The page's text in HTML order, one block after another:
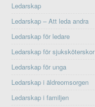
Ledarskap
Ledarskap – Att leda andra
Ledarskap för ledare
Ledarskap för sjuksköterskor
Ledarskap för unga
Ledarskap i äldreomsorgen
Ledarskap i familjen